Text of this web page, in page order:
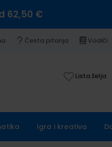
62,50 €
Česta pitanja Vodiči
Lista želja
Igra i kreativa